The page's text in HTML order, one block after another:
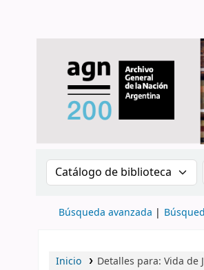
Buscar en el catálogo por:
Búsqueda avanzada
Inicio Detalles para: Vida de